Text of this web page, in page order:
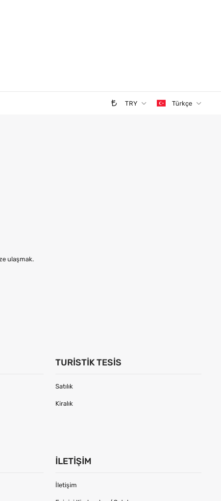
TRY Türkçe
ulaşmak.
TURISTIK TESIS
Satılık
Kiralık
İLETIŞIM
İletişim